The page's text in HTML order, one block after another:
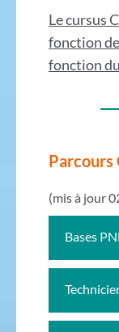
Le cursus
fonction
fonction
Parcours
(mis à jour
Bases